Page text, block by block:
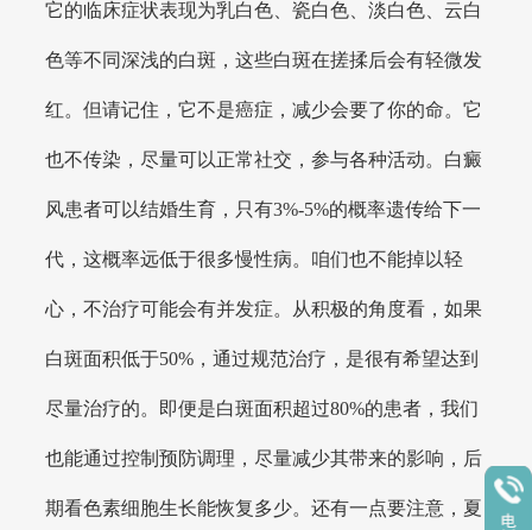
它的临床症状表现为乳白色、瓷白色、淡白色、云白
色等不同深浅的白斑，这些白斑在搓揉后会有轻微发
红。但请记住，它不是癌症，减少会要了你的命。它
也不传染，尽量可以正常社交，参与各种活动。白癜
风患者可以结婚生育，只有3%-5%的概率遗传给下一
代，这概率远低于很多慢性病。咱们也不能掉以轻
心，不治疗可能会有并发症。从积极的角度看，如果
白斑面积低于50%，通过规范治疗，是很有希望达到
尽量治疗的。即便是白斑面积超过80%的患者，我们
也能通过控制预防调理，尽量减少其带来的影响，后
期看色素细胞生长能恢复多少。还有一点要注意，夏